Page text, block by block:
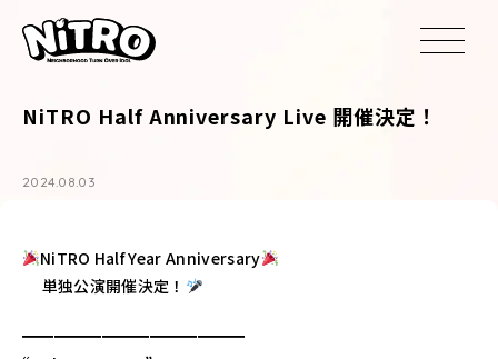
NiTRO Half Anniversary Live 開催決定！
2024.08.03
NiTRO Half Year Anniversary
単独公演開催決定！
━━━━━━━━━━━━━━